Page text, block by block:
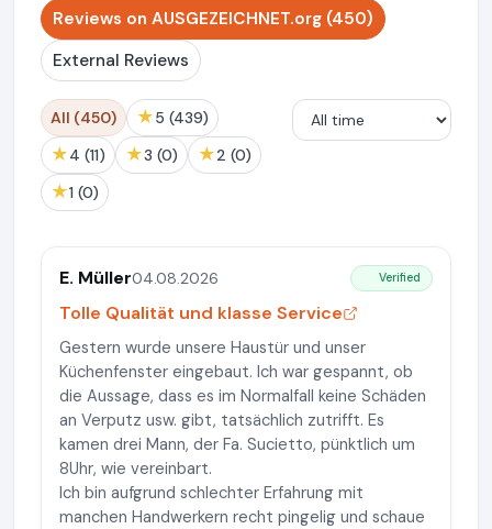
Reviews on AUSGEZEICHNET.org (450)
External Reviews
All (450) ★ 5 (439)
★ 4 (11) ★ 3 (0) ★ 2 (0)
★ 1 (0)
E. Müller04.08.2026 Verified
Tolle Qualität und klasse Service
Gestern wurde unsere Haustür und unser
Küchenfenster eingebaut. Ich war gespannt, ob
die Aussage, dass es im Normalfall keine Schäden
an Verputz usw. gibt, tatsächlich zutrifft. Es
kamen drei Mann, der Fa. Sucietto, pünktlich um
8Uhr, wie vereinbart.
Ich bin aufgrund schlechter Erfahrung mit
manchen Handwerkern recht pingelig und schaue